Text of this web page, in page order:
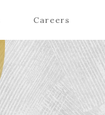
Careers